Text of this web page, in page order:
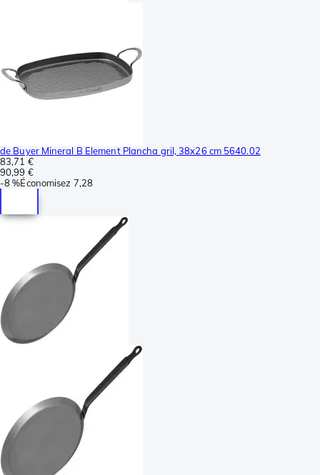
de Buyer Mineral B Element Plancha gril, 38x26 cm 5640.02
83,71 €
90,99 €
-8 %Économisez 7,28